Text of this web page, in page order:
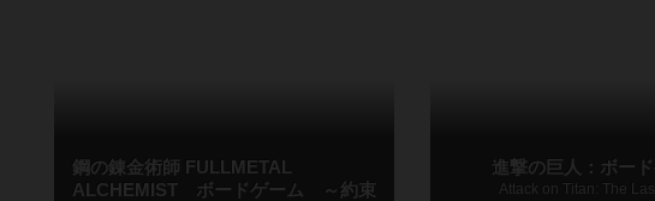
鋼の錬金術師 FULLMETAL
ALCHEMIST ボードゲーム ～約束
進撃の巨人：ボー
Attack on Titan: The